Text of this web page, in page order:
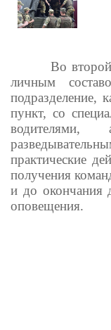
Во
личным
подразделение,
пункт, со
практические
получения
и до окончания
оповещения.